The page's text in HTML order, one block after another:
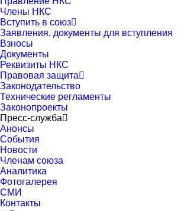
н
т
у
Члены НКС
Вступить в союз
Заявления, документы для вступления
Взносы
Документы
Реквизиты НКС
Правовая защита
Законодательство
Технические регламенты
Законопроекты
Пресс-служба
Анонсы
События
Новости
Членам союза
Аналитика
Фотогалерея
СМИ
Контакты